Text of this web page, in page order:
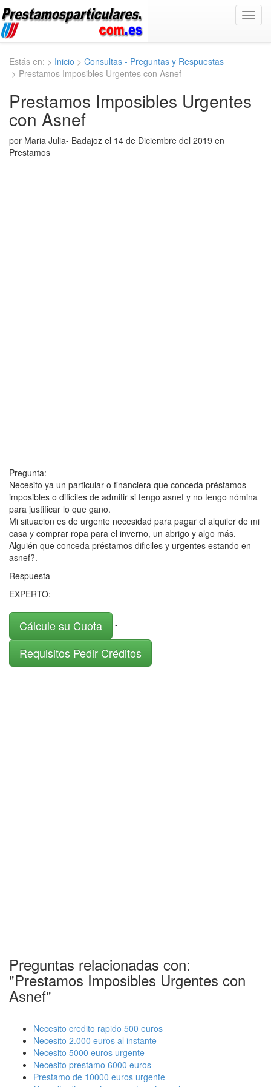
Estás en: > Inicio > Consultas - Preguntas y Respuestas
> Prestamos Imposibles Urgentes con Asnef
Prestamos Imposibles Urgentes
con Asnef
por Maria Julia- Badajoz el 14 de Diciembre del 2019 en
Prestamos
Pregunta:
Necesito ya un particular o financiera que conceda préstamos
imposibles o dificiles de admitir si tengo asnef y no tengo nómina
para justificar lo que gano.
Mi situacion es de urgente necesidad para pagar el alquiler de mi
casa y comprar ropa para el inverno, un abrigo y algo más.
Alguién que conceda préstamos dificiles y urgentes estando en
asnef?.
Respuesta
EXPERTO:
Cálcule su Cuota -
Requisitos Pedir Créditos
Preguntas relacionadas con:
"Prestamos Imposibles Urgentes con
Asnef"
Necesito credito rapido 500 euros
Necesito 2.000 euros al instante
Necesito 5000 euros urgente
Necesito prestamo 6000 euros
Prestamo de 10000 euros urgente